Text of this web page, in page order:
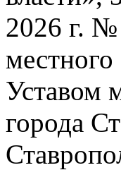
2026 г. №
Уставом
города